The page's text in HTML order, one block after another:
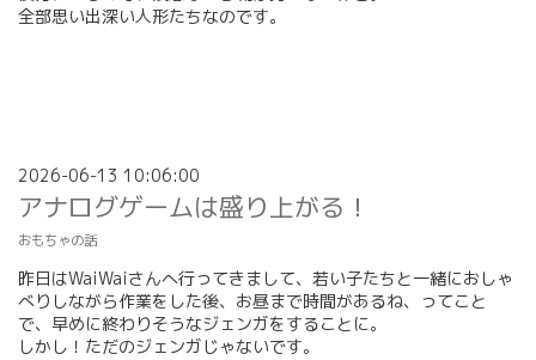
全部思い出深い人形たちなのです。
2026-06-13 10:06:00
アナログゲームは盛り上がる！
おもちゃの話
昨日はWaiWaiさんへ行ってきまして、若い子たちと一緒におしゃ
べりしながら作業をした後、お昼まで時間があるね、ってこと
で、早めに終わりそうなジェンガをすることに。
しかし！ただのジェンガじゃないです。